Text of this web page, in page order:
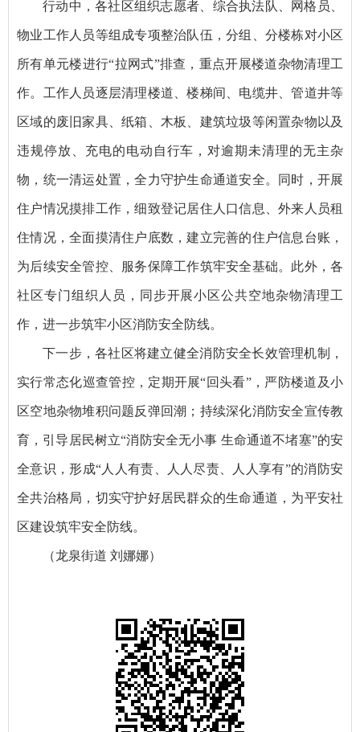
行动中，各社区组织志愿者、综合执法队、网格员、
物业工作人员等组成专项整治队伍，分组、分楼栋对小区
所有单元楼进行“拉网式”排查，重点开展楼道杂物清理工
作。工作人员逐层清理楼道、楼梯间、电缆井、管道井等
区域的废旧家具、纸箱、木板、建筑垃圾等闲置杂物以及
违规停放、充电的电动自行车，对逾期未清理的无主杂
物，统一清运处置，全力守护生命通道安全。同时，开展
住户情况摸排工作，细致登记居住人口信息、外来人员租
住情况，全面摸清住户底数，建立完善的住户信息台账，
为后续安全管控、服务保障工作筑牢安全基础。此外，各
社区专门组织人员，同步开展小区公共空地杂物清理工
作，进一步筑牢小区消防安全防线。
下一步，各社区将建立健全消防安全长效管理机制，
实行常态化巡查管控，定期开展“回头看”，严防楼道及小
区空地杂物堆积问题反弹回潮；持续深化消防安全宣传教
育，引导居民树立“消防安全无小事 生命通道不堵塞”的安
全意识，形成“人人有责、人人尽责、人人享有”的消防安
全共治格局，切实守护好居民群众的生命通道，为平安社
区建设筑牢安全防线。
（龙泉街道 刘娜娜）